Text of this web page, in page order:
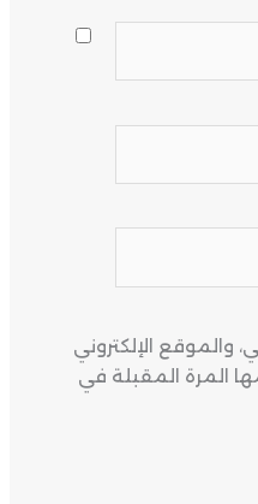
والموقع الإلكتروني
المرة المقبلة في